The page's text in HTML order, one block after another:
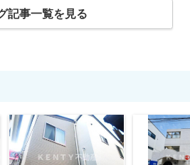
記事一覧を見る